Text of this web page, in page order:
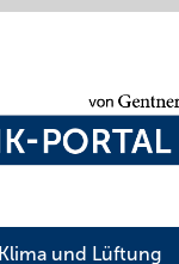
Klima und Lüftung